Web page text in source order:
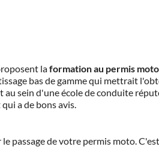
laformation au permis
bas de gamme qui mettrait
sein d'une école de conduite
a de bons avis.
le passage de votre permis moto. C'est